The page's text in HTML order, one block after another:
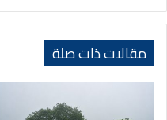
مقالات ذات صلة